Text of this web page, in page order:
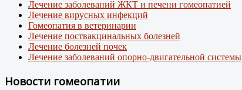
Лечение заболеваний ЖКТ и печени гомеопатией
Лечение вирусных инфекций
Гомеопатия в ветеринарии
Лечение поствакцинальных болезней
Лечение болезней почек
Лечение заболеваний опорно-двигательной системы
Новости гомеопатии